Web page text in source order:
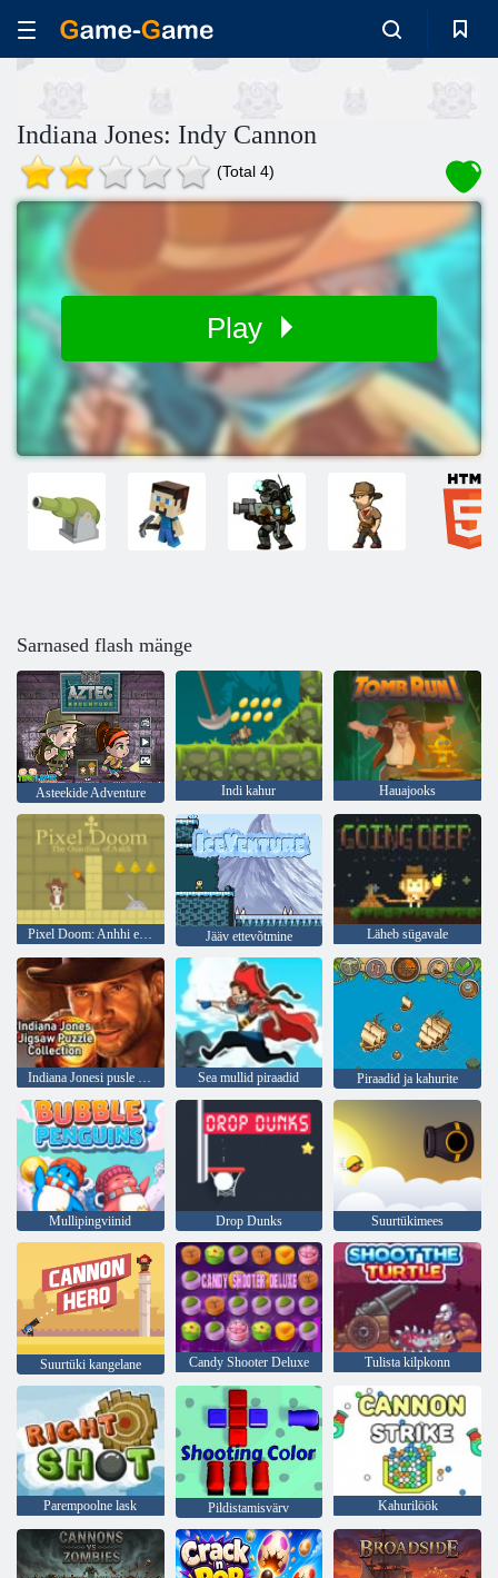
Indiana Jones: Indy Cannon
(Total 4)
Play
Sarnased flash mänge
Asteekide Adventure Indi kahur Hauajooks
Pixel Doom: Anhhi eestkostja Jääv ettevõtmine Läheb sügavale
Indiana Jonesi pusle kollektsioon Sea mullid piraadid Piraadid ja kahurite
Mullipingviinid Drop Dunks Suurtükimees
Suurtüki kangelane Candy Shooter Deluxe Tulista kilpkonn
Parempoolne lask Pildistamisvärv Kahurilöök